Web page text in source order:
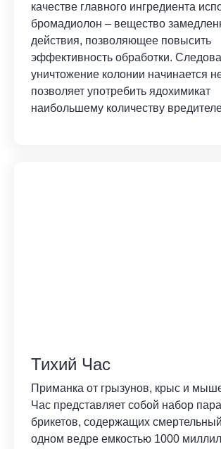
качестве главного ингредиента
бромадиолон – вещество
действия, позволяющее повысить
эффективность обработки.
уничтожение колонии начинается
позволяет употребить ядохимикат
наибольшему количеству
Тихий Час
Приманка от грызунов, крыс и
Час представляет собой набор
брикетов, содержащих
одном ведре емкостью 1000